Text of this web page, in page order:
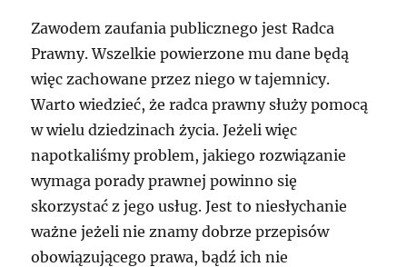
Zawodem zaufania publicznego jest Radca
Prawny. Wszelkie powierzone mu dane będą
więc zachowane przez niego w tajemnicy.
Warto wiedzieć, że radca prawny służy pomocą
w wielu dziedzinach życia. Jeżeli więc
napotkaliśmy problem, jakiego rozwiązanie
wymaga porady prawnej powinno się
skorzystać z jego usług. Jest to niesłychanie
ważne jeżeli nie znamy dobrze przepisów
obowiązującego prawa, bądź ich nie